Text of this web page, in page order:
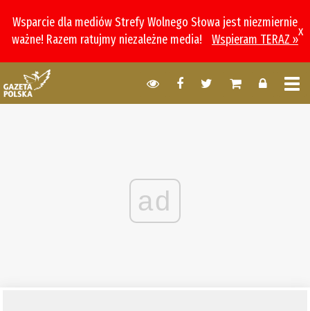
Wsparcie dla mediów Strefy Wolnego Słowa jest niezmiernie
ważne! Razem ratujmy niezależne media!
Wspieram TERAZ »
x
ad